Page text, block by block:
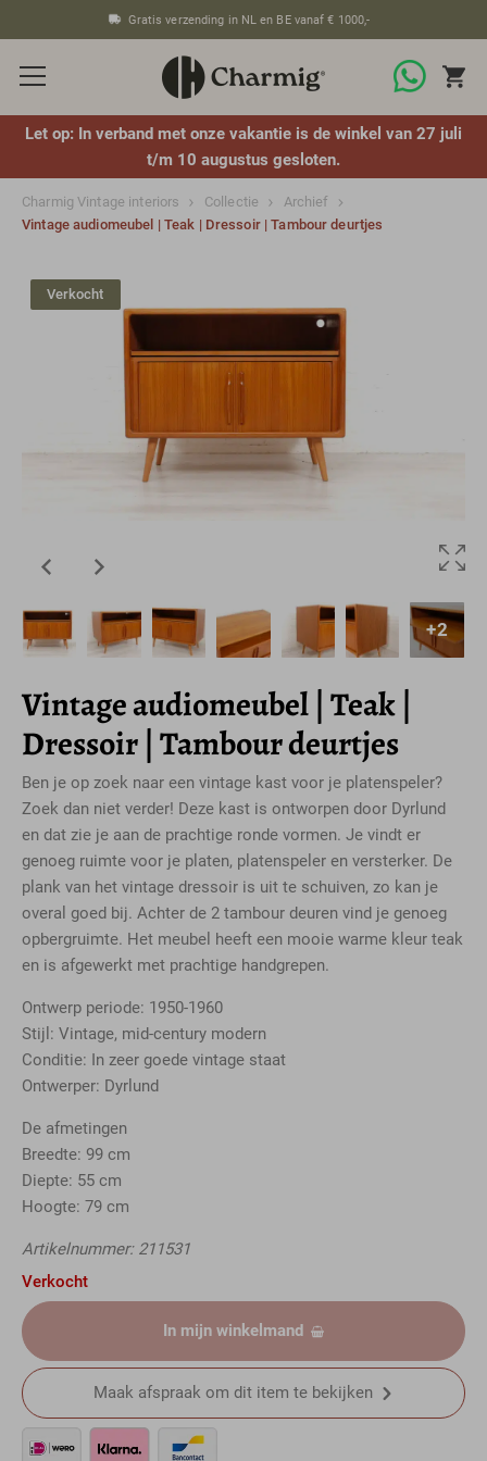
Gratis verzending in NL en BE vanaf € 1000,-
Let op: In verband met onze vakantie is de winkel van 27 juli
t/m 10 augustus gesloten.
Charmig Vintage interiors Collectie
Archief
Vintage audiomeubel | Teak | Dressoir | Tambour deurtjes
Verkocht
+2
Vintage audiomeubel | Teak |
Dressoir | Tambour deurtjes
Ben je op zoek naar een vintage kast voor je platenspeler?
Zoek dan niet verder! Deze kast is ontworpen door Dyrlund
en dat zie je aan de prachtige ronde vormen. Je vindt er
genoeg ruimte voor je platen, platenspeler en versterker. De
plank van het vintage dressoir is uit te schuiven, zo kan je
overal goed bij. Achter de 2 tambour deuren vind je genoeg
opbergruimte. Het meubel heeft een mooie warme kleur teak
en is afgewerkt met prachtige handgrepen.
Ontwerp periode: 1950-1960
Stijl: Vintage, mid-century modern
Conditie: In zeer goede vintage staat
Ontwerper: Dyrlund
De afmetingen
Breedte: 99 cm
Diepte: 55 cm
Hoogte: 79 cm
Artikelnummer: 211531
Verkocht
In mijn winkelmand
Maak afspraak om dit item te bekijken